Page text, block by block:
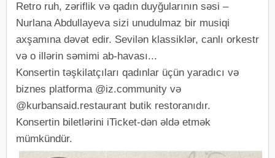
Retro ruh, zəriflik və qadın duyğularının səsi –
Nurlana Abdullayeva sizi unudulmaz bir musiqi
axşamına dəvət edir. Sevilən klassiklər, canlı orkestr
və o illərin səmimi ab-havası...
Konsertin təşkilatçıları qadınlar üçün yaradıcı və
biznes platforma @iz.community və
@kurbansaid.restaurant butik restoranıdır.
Konsertin biletlərini iTicket-dən əldə etmək
mümkündür.